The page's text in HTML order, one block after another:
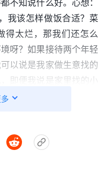
不知说什么好。心想：
我该怎样做饭合适？菜
得太烂，那我们还怎么
呀？如果接待两个年轻
以说是我家做生意找的
即便我说是家里找的小
生意会找这么大年纪的
了！……”我越想心里越
回了家。